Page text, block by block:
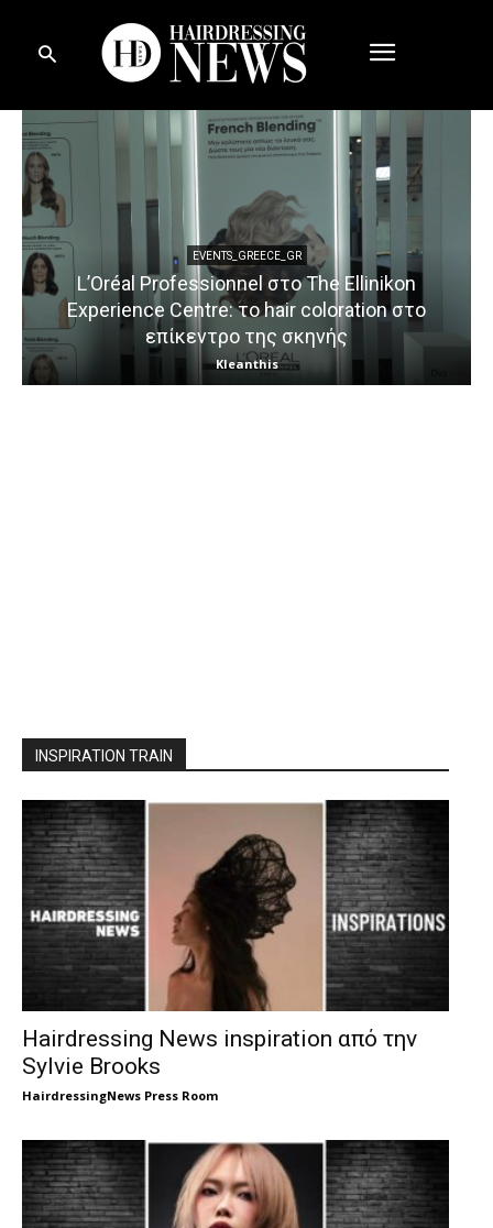
EVENTS_GREECE_GR
L’Oréal Professionnel στο The Ellinikon
Experience Centre: το hair coloration στο
επίκεντρο της σκηνής
Kleanthis
INSPIRATION TRAIN
Hairdressing News inspiration από την
Sylvie Brooks
HairdressingNews Press Room